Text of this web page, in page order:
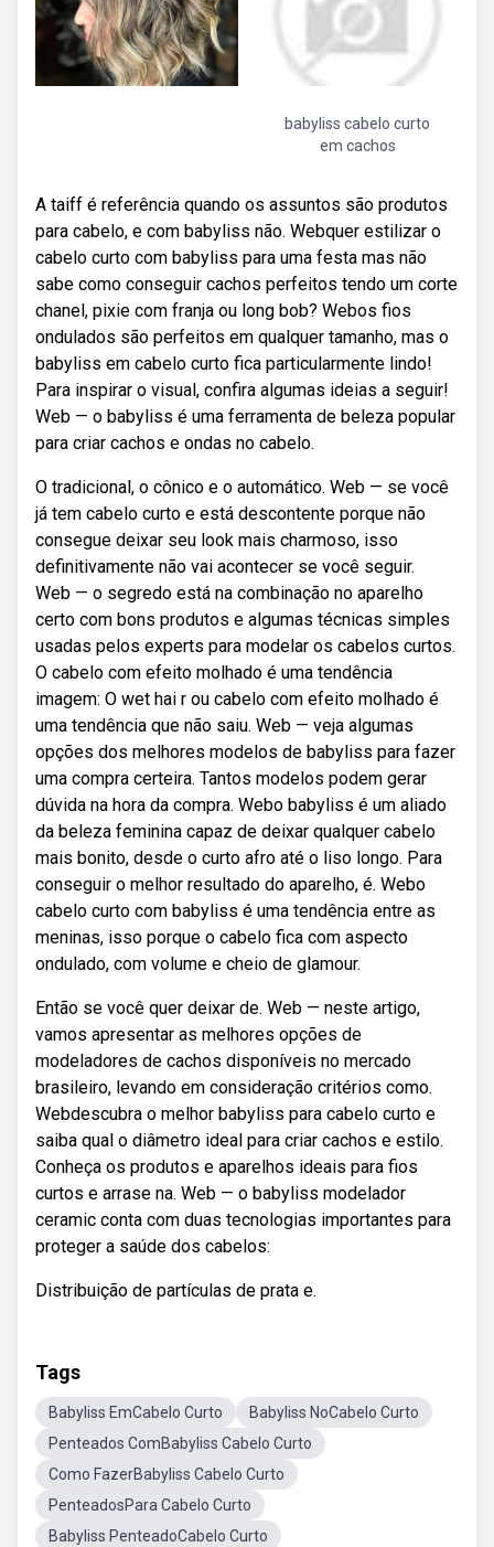
babyliss cabelo curto
em cachos
A taiff é referência quando os assuntos são produtos
para cabelo, e com babyliss não. Webquer estilizar o
cabelo curto com babyliss para uma festa mas não
sabe como conseguir cachos perfeitos tendo um corte
chanel, pixie com franja ou long bob? Webos fios
ondulados são perfeitos em qualquer tamanho, mas o
babyliss em cabelo curto fica particularmente lindo!
Para inspirar o visual, confira algumas ideias a seguir!
Web — o babyliss é uma ferramenta de beleza popular
para criar cachos e ondas no cabelo.
O tradicional, o cônico e o automático. Web — se você
já tem cabelo curto e está descontente porque não
consegue deixar seu look mais charmoso, isso
definitivamente não vai acontecer se você seguir.
Web — o segredo está na combinação no aparelho
certo com bons produtos e algumas técnicas simples
usadas pelos experts para modelar os cabelos curtos.
O cabelo com efeito molhado é uma tendência
imagem: O wet hai r ou cabelo com efeito molhado é
uma tendência que não saiu. Web — veja algumas
opções dos melhores modelos de babyliss para fazer
uma compra certeira. Tantos modelos podem gerar
dúvida na hora da compra. Webo babyliss é um aliado
da beleza feminina capaz de deixar qualquer cabelo
mais bonito, desde o curto afro até o liso longo. Para
conseguir o melhor resultado do aparelho, é. Webo
cabelo curto com babyliss é uma tendência entre as
meninas, isso porque o cabelo fica com aspecto
ondulado, com volume e cheio de glamour.
Então se você quer deixar de. Web — neste artigo,
vamos apresentar as melhores opções de
modeladores de cachos disponíveis no mercado
brasileiro, levando em consideração critérios como.
Webdescubra o melhor babyliss para cabelo curto e
saiba qual o diâmetro ideal para criar cachos e estilo.
Conheça os produtos e aparelhos ideais para fios
curtos e arrase na. Web — o babyliss modelador
ceramic conta com duas tecnologias importantes para
proteger a saúde dos cabelos:
Distribuição de partículas de prata e.
Tags
Babyliss EmCabelo Curto
Babyliss NoCabelo Curto
Penteados ComBabyliss Cabelo Curto
Como FazerBabyliss Cabelo Curto
PenteadosPara Cabelo Curto
Babyliss PenteadoCabelo Curto